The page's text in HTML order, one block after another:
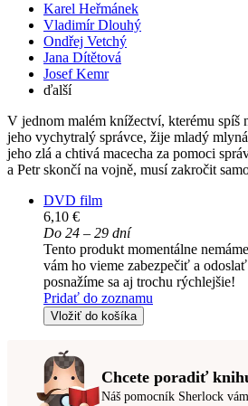
Karel Heřmánek
Vladimír Dlouhý
Ondřej Vetchý
Jana Dítětová
Josef Kemr
ďalší
V jednom malém knížectví, kterému spíš
jeho vychytralý správce, žije mladý
jeho zlá a chtivá macecha za pomoci
a Petr skončí na vojně, musí zakročit
DVD film
6,10 €
Do 24 – 29 dní
Tento produkt momentálne
vám ho vieme zabezpečiť a
posnažíme sa aj trochu rýchlejšie!
Pridať do zoznamu
Vložiť do košíka
Chcete poradiť
Náš pomocník Sherlock